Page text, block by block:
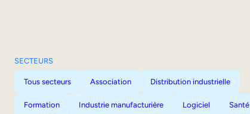
SECTEURS
Tous secteurs Association Distribution industrielle
Formation Industrie manufacturière Logiciel Santé